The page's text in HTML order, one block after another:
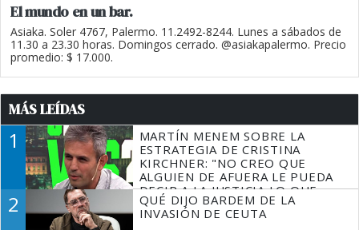
El mundo en un bar.
Asiaka. Soler 4767, Palermo. 11.2492-8244. Lunes a sábados de
11.30 a 23.30 horas. Domingos cerrado. @asiakapalermo. Precio
promedio: $ 17.000.
MÁS LEÍDAS
1
MARTÍN MENEM SOBRE LA
ESTRATEGIA DE CRISTINA
KIRCHNER: "NO CREO QUE
ALGUIEN DE AFUERA LE PUEDA
DECIR A LA JUSTICIA LO QUE
TIENE QUE HACER"
2
QUÉ DIJO BARDEM DE LA
INVASIÓN DE CEUTA